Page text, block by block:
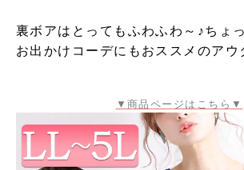
裏ボアはとってもふわふわ～♪ちょ
お出かけコーデにもおススメのアウ
▼商品ページはこちら▼